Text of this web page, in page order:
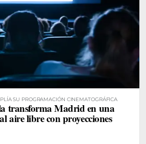
SU PROGRAMACIÓN CINEMATOGRÁFICA
transforma Madrid en una
aire libre con proyecciones